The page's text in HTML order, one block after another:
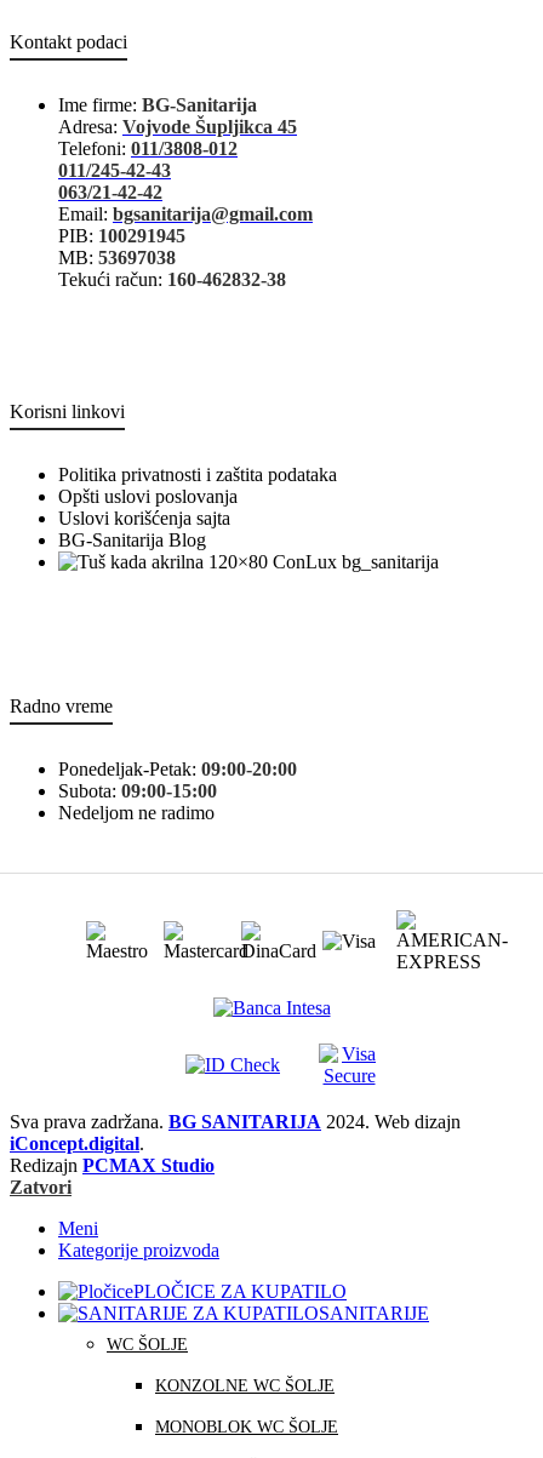
Kontakt podaci
Ime firme: BG-Sanitarija
Adresa: Vojvode Šupljikca 45
Telefoni: 011/3808-012
011/245-42-43
063/21-42-42
Email: bgsanitarija@gmail.com
PIB: 100291945
MB: 53697038
Tekući račun: 160-462832-38
Korisni linkovi
Politika privatnosti i zaštita podataka
Opšti uslovi poslovanja
Uslovi korišćenja sajta
BG-Sanitarija Blog
bg_sanitarija
Radno vreme
Ponedeljak-Petak: 09:00-20:00
Subota: 09:00-15:00
Nedeljom ne radimo
Sva prava zadržana. BG SANITARIJA 2024. Web dizajn
iConcept.digital.
Redizajn PCMAX Studio
Zatvori
Meni
Kategorije proizvoda
PLOČICE ZA KUPATILO
SANITARIJE
WC ŠOLJE
KONZOLNE WC ŠOLJE
MONOBLOK WC ŠOLJE